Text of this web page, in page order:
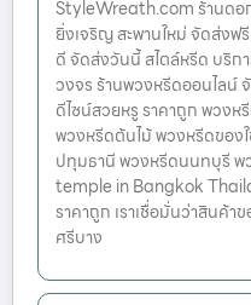
StyleWreath.com ร้านดอ
ยิ่งเจริญ สะพานใหม่ จัดส่งฟ
ดี จัดส่งวันนี้ สไตล์หรีด บริ
วงจร ร้านพวงหรีดออนไลน์
ดีไซน์สวยหรู ราคาถูก พวง
พวงหรีดต้นไม้ พวงหรีดของ
ปทุมธานี พวงหรีดนนทบุรี
temple in Bangkok
ราคาถูก เราเชื่อมั่นว่าสินค้า
ศรีบาง